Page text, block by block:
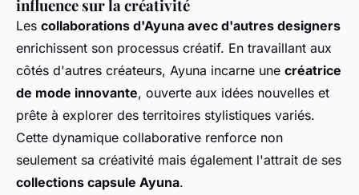
influence sur la créativité
Les collaborations d'Ayuna avec d'autres designers
enrichissent son processus créatif. En travaillant aux
côtés d'autres créateurs, Ayuna incarne une créatrice
de mode innovante, ouverte aux idées nouvelles et
prête à explorer des territoires stylistiques variés.
Cette dynamique collaborative renforce non
seulement sa créativité mais également l'attrait de ses
collections capsule Ayuna.